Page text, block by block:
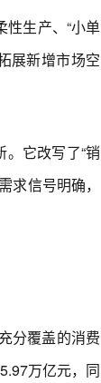
生产、“小单
展新增市场空
它改写了“销
信号明确，
分覆盖的消费
万亿元，同